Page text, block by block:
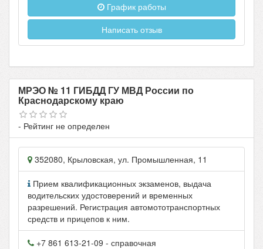
График работы
Написать отзыв
МРЭО № 11 ГИБДД ГУ МВД России по
Краснодарскому краю
- Рейтинг не определен
352080, Крыловская, ул. Промышленная, 11
Прием квалификационных экзаменов, выдача
водительских удостоверений и временных
разрешений. Регистрация автомототранспортных
средств и прицепов к ним.
+7 861 613-21-09 - справочная